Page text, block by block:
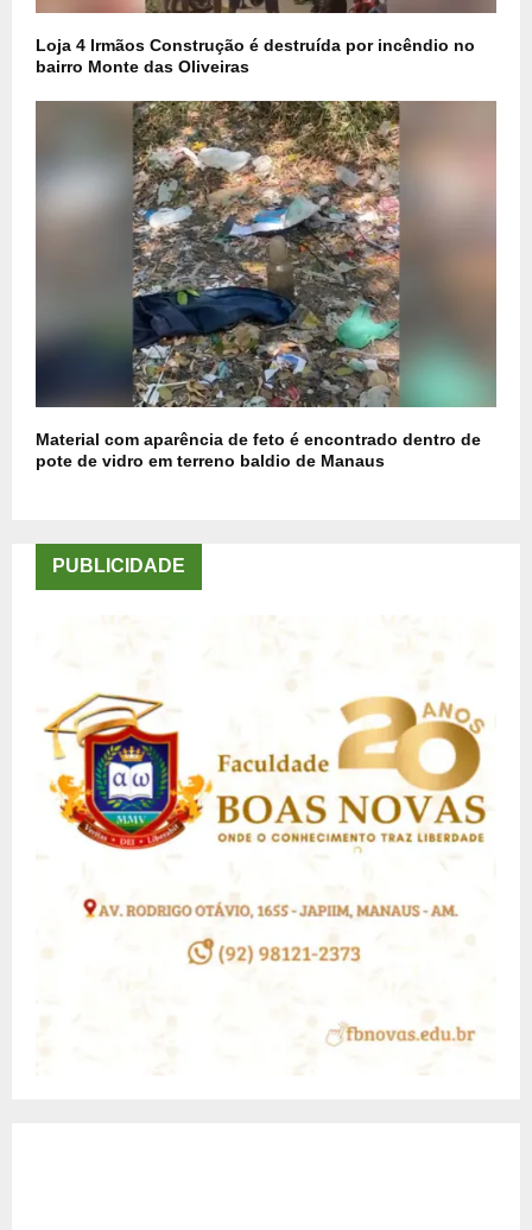
Loja 4 Irmãos Construção é destruída por incêndio no
bairro Monte das Oliveiras
Material com aparência de feto é encontrado dentro de
pote de vidro em terreno baldio de Manaus
PUBLICIDADE